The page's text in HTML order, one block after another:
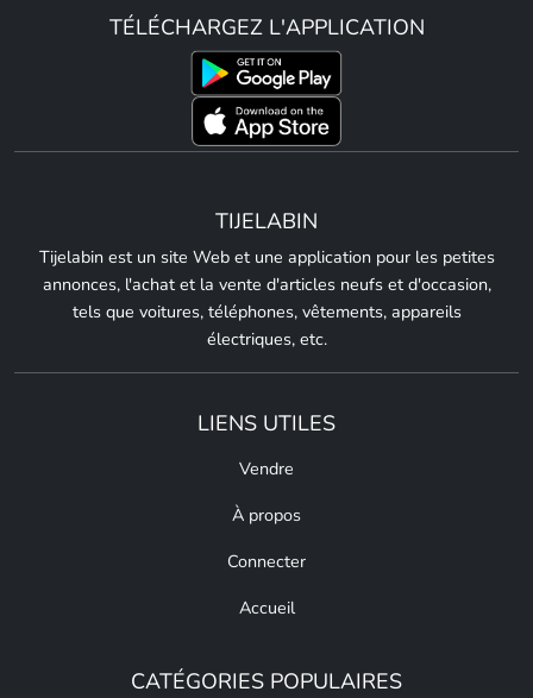
TÉLÉCHARGEZ L'APPLICATION
TIJELABIN
Tijelabin est un site Web et une application pour les petites
annonces, l'achat et la vente d'articles neufs et d'occasion,
tels que voitures, téléphones, vêtements, appareils
électriques, etc.
LIENS UTILES
Vendre
À propos
Connecter
Accueil
CATÉGORIES POPULAIRES